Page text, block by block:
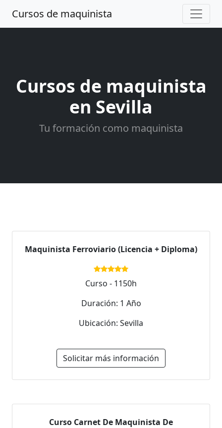
Cursos de maquinista
Cursos de maquinista
en Sevilla
Tu formación como maquinista
Maquinista Ferroviario (Licencia + Diploma)
Curso - 1150h
Duración: 1 Año
Ubicación: Sevilla
Solicitar más información
Curso Carnet De Maquinista De